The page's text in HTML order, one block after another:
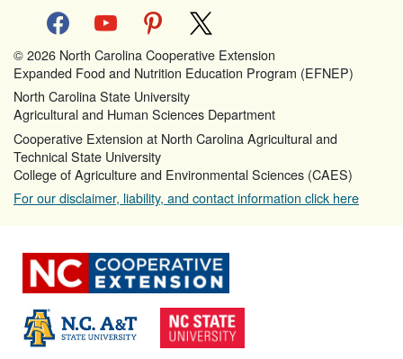
facebookyoutube pinterest
© 2026 North Carolina Cooperative Extension
Expanded Food and Nutrition Education Program (EFNEP)
North Carolina State University
Agricultural and Human Sciences Department
Cooperative Extension at North Carolina Agricultural and
Technical State University
College of Agriculture and Environmental Sciences (CAES)
For our disclaimer, liability, and contact information click here